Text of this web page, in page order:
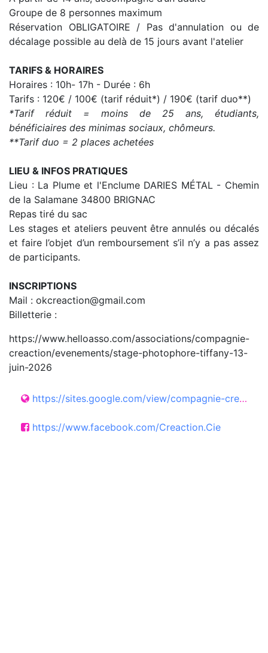
Groupe de 8 personnes maximum
Réservation OBLIGATOIRE / Pas d'annulation ou de
décalage possible au delà de 15 jours avant l'atelier
TARIFS & HORAIRES
Horaires : 10h- 17h - Durée : 6h
Tarifs : 120€ / 100€ (tarif réduit*) / 190€ (tarif duo**)
*Tarif réduit = moins de 25 ans, étudiants,
bénéficiaires des minimas sociaux, chômeurs.
**Tarif duo = 2 places achetées
LIEU & INFOS PRATIQUES
Lieu : La Plume et l'Enclume DARIES MÉTAL - Chemin
de la Salamane 34800 BRIGNAC
Repas tiré du sac
Les stages et ateliers peuvent être annulés ou décalés
et faire l’objet d’un remboursement s’il n’y a pas assez
de participants.
INSCRIPTIONS
Mail : okcreaction@gmail.com
Billetterie :
https://www.helloasso.com/associations/compagnie-
creaction/evenements/stage-photophore-tiffany-13-
juin-2026
https://sites.google.com/view/compagnie-creaction
https://www.facebook.com/Creaction.Cie